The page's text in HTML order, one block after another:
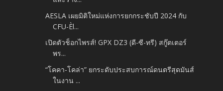
AESLA เผยมิติใหม่แห่งการยกกระชับปี 2024 กับ
CFU-Èl...
เปิดตัวช็อกไพรส์! GPX DZ3 (ดี-ซี-ทรี) สกู๊ตเตอร์
พร...
“โคคา-โคล่า” ยกระดับประสบการณ์ดนตรีสุดมันส์
ในงาน ...